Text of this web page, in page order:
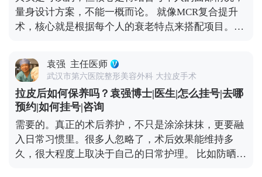
影响伤口愈合。 总的来说，只要选对医生、做好护
理，拉皮切口愈合大多都很理想，不用过度焦虑。 想
体平台（公众号、百家号、小红薯）预约面诊，详细
了解。
量身设计方案，不能一概而论。 就像MCR复合提升
术，核心就是根据每个人的衰老特点来搭配项目。拉
很明显，比如上眼皮松、眼角往下掉，或者眼袋突
出，这种时候单做拉皮就不够全面了。 所以要是眼周
问题突出，拉皮的时候可以考虑联合提眉、双眼皮或
者祛眼袋手术。比如提眉能顺便改善眉形和上眼皮松
弛，祛眼袋分内路和外路，内路适合单纯脂肪膨出
的，外路适合皮肤也松的。至于是不是要一起做，得
看具体的面部条件和想要的效果。 不过有个小建议，
要是时间充裕，分阶段做会更稳妥。先做拉皮把整体
袁强 主任医师
武汉市第六医院整形美容外科 大拉皮手术
拉皮后如何保养吗？袁强博士|医生|怎么挂号|去哪
预约|如何挂号|咨询
需要的。真正的术后养护，不只是涂涂抹抹，更要融
入日常习惯里。很多人忽略了，术后效果能维持多
久，很大程度上取决于自己的日常护理。 比如防晒，